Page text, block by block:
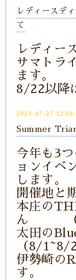
レディースデ
て
レディー
サマトラ
ます。
8/22以降
2023-07-27
Summer
今年も3
ョンイベ
します。
開催地と
本庄の
ん （
太田
（8/1~8/
伊勢崎の
す。 （